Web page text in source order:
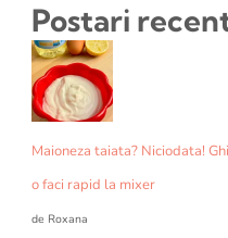
Postari
Maioneza taiata? Niciodata!
o faci rapid la mixer
de Roxana